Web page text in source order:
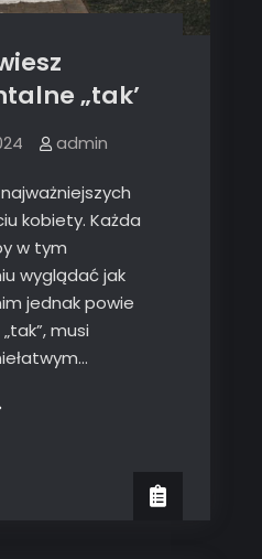
„tak’
admin
kobiety. Każda
w tym
wyglądać jak
jednak powie
musi